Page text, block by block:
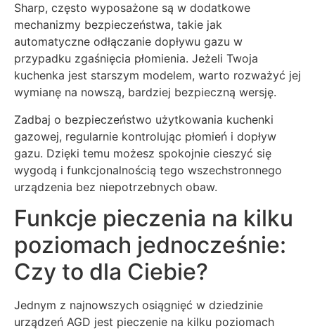
Sharp, często wyposażone są w dodatkowe
mechanizmy bezpieczeństwa, takie jak
automatyczne odłączanie dopływu gazu w
przypadku zgaśnięcia płomienia. Jeżeli Twoja
kuchenka jest starszym modelem, warto rozważyć jej
wymianę na nowszą, bardziej bezpieczną wersję.
Zadbaj o bezpieczeństwo użytkowania kuchenki
gazowej, regularnie kontrolując płomień i dopływ
gazu. Dzięki temu możesz spokojnie cieszyć się
wygodą i funkcjonalnością tego wszechstronnego
urządzenia bez niepotrzebnych obaw.
Funkcje pieczenia na kilku
poziomach jednocześnie:
Czy to dla Ciebie?
Jednym z najnowszych osiągnięć w dziedzinie
urządzeń AGD jest pieczenie na kilku poziomach